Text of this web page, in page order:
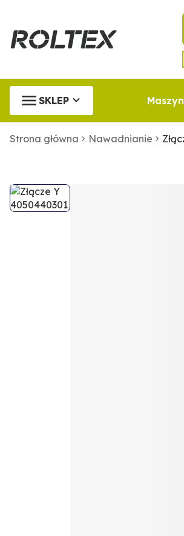
SKLEP
Strona główna Nawadnianie